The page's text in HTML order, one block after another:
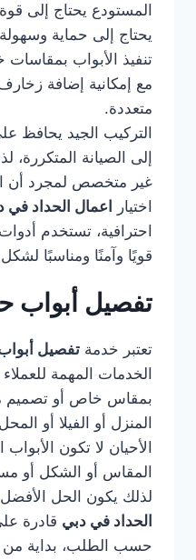
المستودع يحتاج إلى
يحتاج إلى حماية
تنفيذ الأبواب
مع إمكانية إضافة
متعددة.
التركيب الجيد يحافظ
إلى الصيانة المتكررة،
غير متخصص لمجرد أن
اختيار
اعمال الحداد في
احترافية، تستخدم
قويًا وآمنًا ومناسبًا
تفصيل أبواب
تعتبر خدمة تفصيل
الخدمات المهمة
بمقاس خاص أو تصميم
المنزل أو الفيلا أو
الأحيان لا تكون
المقاس أو الشكل أو
لذلك يكون الحل
الحداد في دبي قادرة
حسب الطلب، بداية من